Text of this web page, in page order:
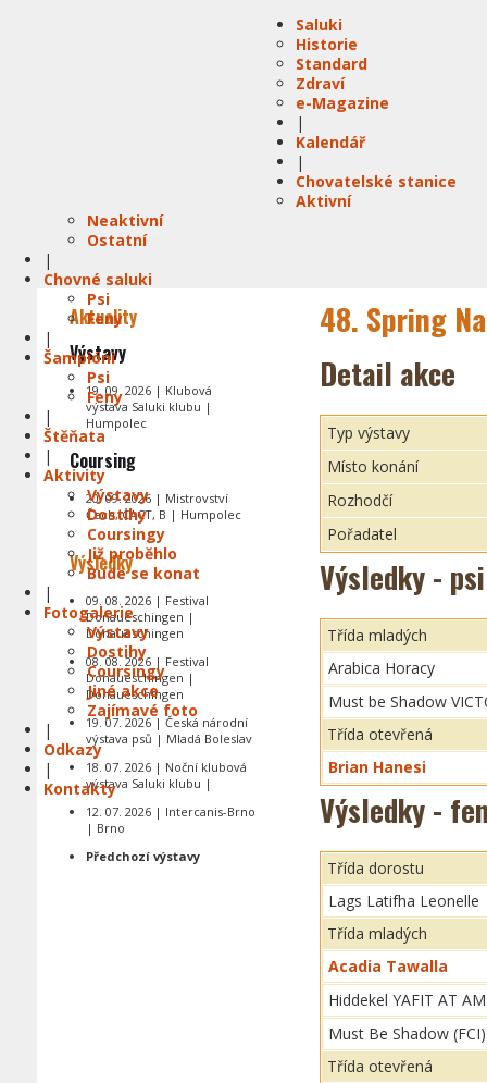
Saluki
Historie
Standard
Zdraví
e-Magazine
|
Kalendář
|
Chovatelské stanice
Aktivní
Neaktivní
Ostatní
|
Chovné saluki
Psi
Feny
|
Šampióni
Psi
Feny
|
Štěňata
|
Aktivity
Výstavy
Dostihy
Coursingy
Již proběhlo
Bude se konat
|
Fotogalerie
Výstavy
Dostihy
Coursingy
Jiné akce
Zajímavé foto
|
Odkazy
|
Kontakty
48. Spring
Detail akce
Typ výstavy
Místo konání
Rozhodčí
Pořadatel
Výsledky -
Třída mladých
Arabica Horacy
Must be Shadow
Třída otevřená
Brian Hanesi
Výsledky -
Třída dorostu
Lags Latifha Leonelle
Třída mladých
Acadia Tawalla
Hiddekel YAFIT AT
Must Be Shadow (FCI)
Třída otevřená
Aktuality
Výstavy
19. 09. 2026 | Klubová
výstava Saluki klubu |
Humpolec
Coursing
20. 09. 2026 | Mistrovství
Čech, CACT, B | Humpolec
Výsledky
09. 08. 2026 | Festival
Donaueschingen |
Donaueschingen
08. 08. 2026 | Festival
Donaueschingen |
Donaueschingen
19. 07. 2026 | Česká národní
výstava psů | Mladá Boleslav
18. 07. 2026 | Noční klubová
výstava Saluki klubu |
12. 07. 2026 | Intercanis-Brno
| Brno
Předchozí výstavy